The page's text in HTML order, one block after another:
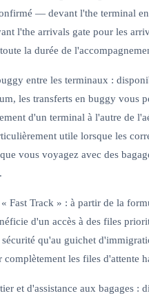
— devant l'the terminal
l'the arrivals gate pour les
la durée de
entre les terminaux :
les transferts en buggy vous
d'un terminal à l'autre de
utile lorsque les
vous voyagez avec des
Fast Track » : à partir de la
d'un accès à des files
qu'au guichet
complètement les files d'attente
et d'assistance aux bagages :